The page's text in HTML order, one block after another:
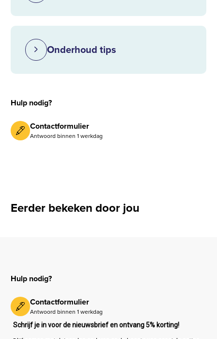
Onderhoud tips
Hulp nodig?
Contactformulier
Antwoord binnen 1 werkdag
Eerder bekeken door jou
Hulp nodig?
Contactformulier
Antwoord binnen 1 werkdag
Schrijf je in voor de nieuwsbrief en ontvang 5% korting!